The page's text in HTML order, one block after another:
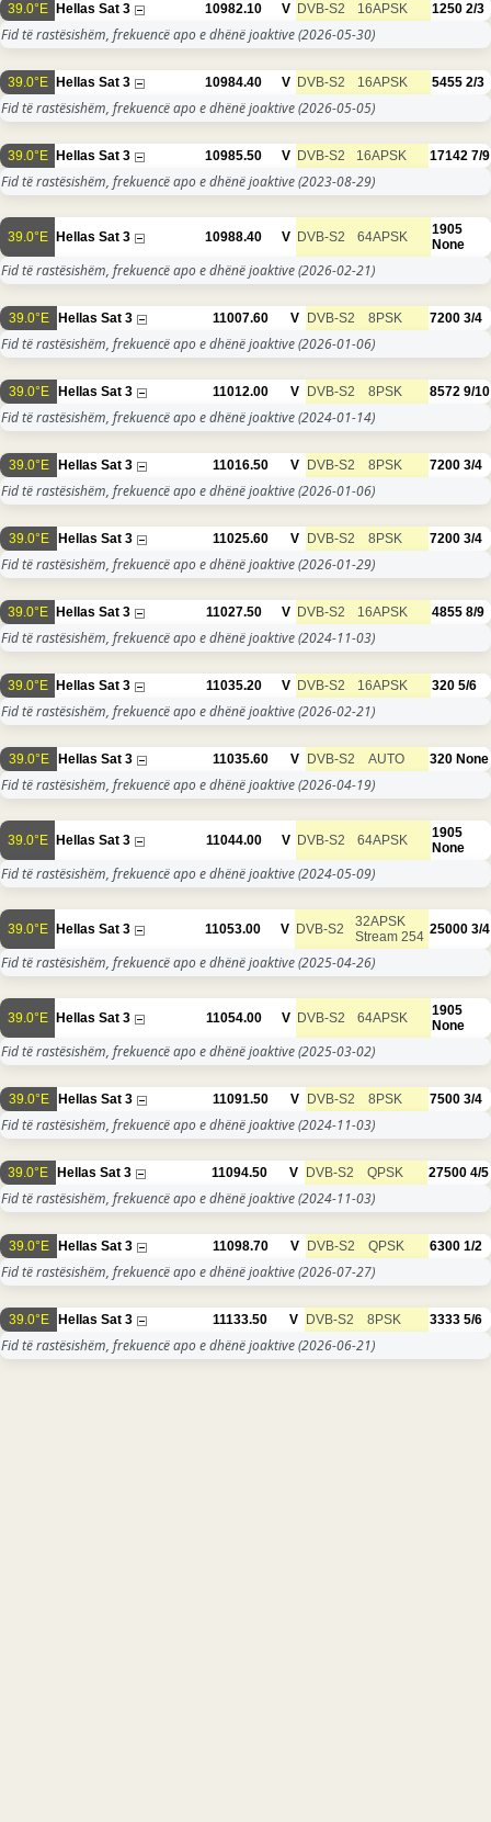
39.0°E Hellas Sat 3 10982.10 V DVB-S2 16APSK 1250 2/3
Fid të rastësishëm, frekuencë apo e dhënë joaktive(2026-05-30)
39.0°E Hellas Sat 3 10984.40 V DVB-S2 16APSK 5455 2/3
Fid të rastësishëm, frekuencë apo e dhënë joaktive(2026-05-05)
39.0°E Hellas Sat 3 10985.50 V DVB-S2 16APSK 17142 7/9
Fid të rastësishëm, frekuencë apo e dhënë joaktive(2023-08-29)
39.0°E Hellas Sat 3 10988.40 V DVB-S2 64APSK
1905
None
Fid të rastësishëm, frekuencë apo e dhënë joaktive(2026-02-21)
39.0°E Hellas Sat 3 11007.60 V DVB-S2 8PSK 7200 3/4
Fid të rastësishëm, frekuencë apo e dhënë joaktive(2026-01-06)
39.0°E Hellas Sat 3 11012.00 V DVB-S2 8PSK 8572 9/10
Fid të rastësishëm, frekuencë apo e dhënë joaktive(2024-01-14)
39.0°E Hellas Sat 3 11016.50 V DVB-S2 8PSK 7200 3/4
Fid të rastësishëm, frekuencë apo e dhënë joaktive(2026-01-06)
39.0°E Hellas Sat 3 11025.60 V DVB-S2 8PSK 7200 3/4
Fid të rastësishëm, frekuencë apo e dhënë joaktive(2026-01-29)
39.0°E Hellas Sat 3 11027.50 V DVB-S2 16APSK 4855 8/9
Fid të rastësishëm, frekuencë apo e dhënë joaktive(2024-11-03)
39.0°E Hellas Sat 3 11035.20 V DVB-S2 16APSK 320 5/6
Fid të rastësishëm, frekuencë apo e dhënë joaktive(2026-02-21)
39.0°E Hellas Sat 3 11035.60 V DVB-S2 AUTO 320 None
Fid të rastësishëm, frekuencë apo e dhënë joaktive(2026-04-19)
39.0°E Hellas Sat 3 11044.00 V DVB-S2 64APSK
1905
None
Fid të rastësishëm, frekuencë apo e dhënë joaktive(2024-05-09)
39.0°E Hellas Sat 3 11053.00 V DVB-S2
32APSK
Stream 254 25000 3/4
Fid të rastësishëm, frekuencë apo e dhënë joaktive(2025-04-26)
39.0°E Hellas Sat 3 11054.00 V DVB-S2 64APSK
1905
None
Fid të rastësishëm, frekuencë apo e dhënë joaktive(2025-03-02)
39.0°E Hellas Sat 3 11091.50 V DVB-S2 8PSK 7500 3/4
Fid të rastësishëm, frekuencë apo e dhënë joaktive(2024-11-03)
39.0°E Hellas Sat 3 11094.50 V DVB-S2 QPSK 27500 4/5
Fid të rastësishëm, frekuencë apo e dhënë joaktive(2024-11-03)
39.0°E Hellas Sat 3 11098.70 V DVB-S2 QPSK 6300 1/2
Fid të rastësishëm, frekuencë apo e dhënë joaktive(2026-07-27)
39.0°E Hellas Sat 3 11133.50 V DVB-S2 8PSK 3333 5/6
Fid të rastësishëm, frekuencë apo e dhënë joaktive(2026-06-21)